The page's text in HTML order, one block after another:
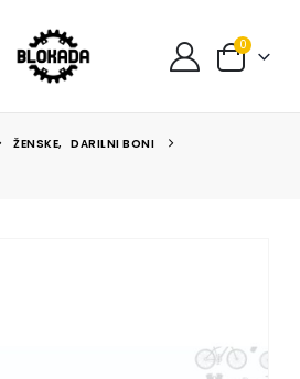
0
ŽENSKE,
DARILNI BONI